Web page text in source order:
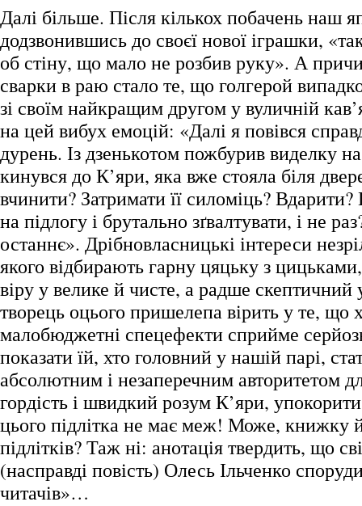
Далі більше. Після кількох побачень наш
додзвонившись до своєї нової іграшки,
об стіну, що мало не розбив руку». А
сварки в раю стало те, що голгерой
зі своїм найкращим другом у вуличній
на цей вибух емоцій: «Далі я повівся
дурень. Із дзенькотом пожбурив виделку
кинувся до К’яри, яка вже стояла біля
вчинити? Затримати її силоміць?
на підлогу і брутально зґвалтувати, і не
останнє». Дрібновласницькі інтереси
якого відбирають гарну цяцьку з
віру у велике й чисте, а радше скептичний
творець оцього пришелепа вірить у те, що
малобюджетні спецефекти сприйме
показати їй, хто головний у нашій парі,
абсолютним і незаперечним авторитетом
гордість і швидкий розум К’яри,
цього підлітка не має меж! Може, книжку
підлітків? Таж ні: анотація твердить, що
(насправді повість) Олесь Ільченко
читачів»…